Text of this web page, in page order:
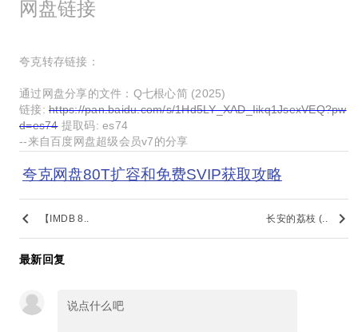
网盘链接
夸克转存链接：
通过网盘分享的文件：Q七根心简 (2025)
链接:https://pan.baidu.com/s/1Hd5LY_XAD_Iikq1JsexVEQ?pw
d=es74提取码: es74
--来自百度网盘超级会员v7的分享
夸克网盘80T扩容和免费SVIP获取攻略
keyboard_arrow_left 【IMDB 8.. 长安的荔枝 (.. keyboard_arrow_right
最新回复